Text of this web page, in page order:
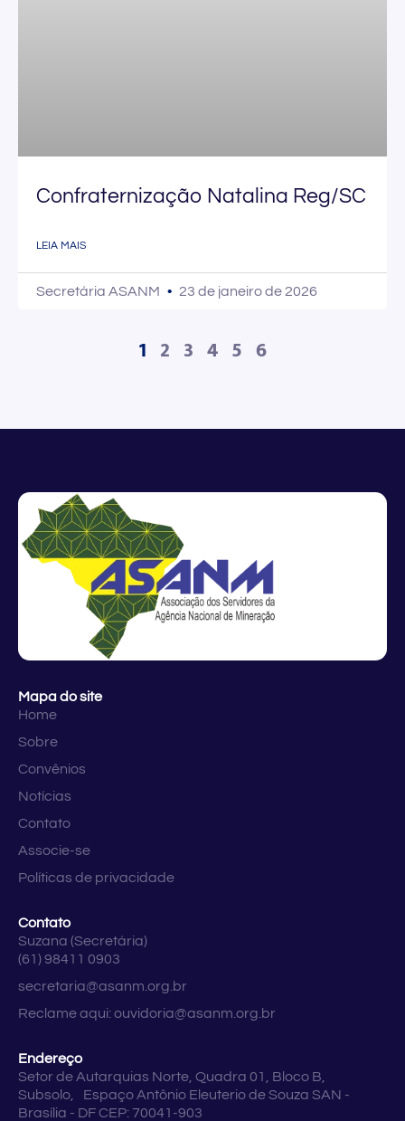
Confraternização Natalina Reg/SC
LEIA MAIS
Secretária ASANM 23 de janeiro de 2026
1 2 3 4 5 6
Mapa do site
Home
Sobre
Convênios
Notícias
Contato
Associe-se
Políticas de privacidade
Contato
Suzana (Secretária)
(61) 98411 0903
secretaria@asanm.org.br
Reclame aqui:ouvidoria@asanm.org.br
Endereço
Setor de Autarquias Norte, Quadra 01, Bloco B,
Subsolo, Espaço Antônio Eleuterio de Souza SAN -
Brasília - DF CEP: 70041-903